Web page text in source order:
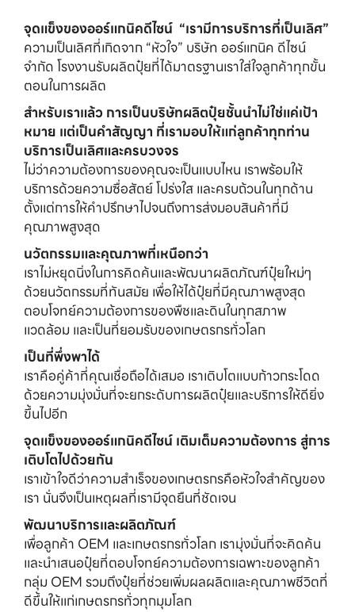
จุดแข็งของออร์แกนิคดีไซน์  “เรามีการบริการที่เป็นเลิศ”
ความเป็นเลิศที่เกิดจาก “หัวใจ” บริษัท ออร์แกนิค ดีไซน์
จำกัด โรงงานรับผลิตปุ๋ยที่ได้มาตรฐานเราใส่ใจลูกค้าทุกขั้น
ตอนในการผลิต
สำหรับเราแล้ว การเป็นบริษัทผลิตปุ๋ยชั้นนำไม่ใช่แค่เป้า
หมาย แต่เป็นคำสัญญา ที่เรามอบให้แก่ลูกค้าทุกท่าน
บริการเป็นเลิศและครบวงจร
ไม่ว่าความต้องการของคุณจะเป็นแบบไหน เราพร้อมให้
บริการด้วยความซื่อสัตย์ โปร่งใส และครบถ้วนในทุกด้าน
ตั้งแต่การให้คำปรึกษาไปจนถึงการส่งมอบสินค้าที่มี
คุณภาพสูงสุด
นวัตกรรมและคุณภาพที่เหนือกว่า
เราไม่หยุดนิ่งในการคิดค้นและพัฒนาผลิตภัณฑ์ปุ๋ยใหม่ๆ
ด้วยนวัตกรรมที่ทันสมัย เพื่อให้ได้ปุ๋ยที่มีคุณภาพสูงสุด
ตอบโจทย์ความต้องการของพืชและดินในทุกสภาพ
แวดล้อม และเป็นที่ยอมรับของเกษตรกรทั่วโลก
เป็นที่พึ่งพาได้
เราคือคู่ค้าที่คุณเชื่อถือได้เสมอ เราเติบโตแบบก้าวกระโดด
ด้วยความมุ่งมั่นที่จะยกระดับการผลิตปุ๋ยและบริการให้ดียิ่ง
ขึ้นไปอีก
จุดแข็งของออร์แกนิคดีไซน์ เติมเต็มความต้องการ สู่การ
เติบโตไปด้วยกัน
เราเข้าใจดีว่าความสำเร็จของเกษตรกรคือหัวใจสำคัญของ
เรา นั่นจึงเป็นเหตุผลที่เรามีจุดยืนที่ชัดเจน
พัฒนาบริการและผลิตภัณฑ์
เพื่อลูกค้า OEM และเกษตรกรทั่วโลก เรามุ่งมั่นที่จะคิดค้น
และนำเสนอปุ๋ยที่ตอบโจทย์ความต้องการเฉพาะของลูกค้า
กลุ่ม OEM รวมถึงปุ๋ยที่ช่วยเพิ่มผลผลิตและคุณภาพชีวิตที่
ดีขึ้นให้แก่เกษตรกรทั่วทุกมุมโลก